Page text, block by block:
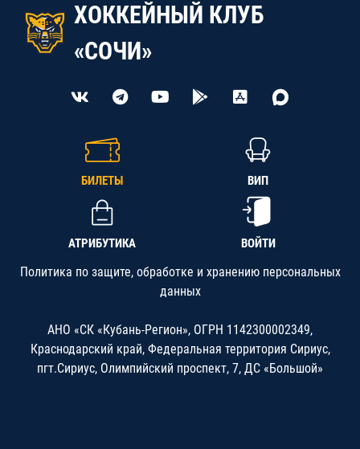
ХОККЕЙНЫЙ КЛУБ
«СОЧИ»
БИЛЕТЫ ВИП
АТРИБУТИКА ВОЙТИ
Политика по защите, обработке и хранению персональных
данных
АНО «СК «Кубань-Регион», ОГРН 1142300002349,
Краснодарский край, Федеральная территория Сириус,
пгт.Сириус, Олимпийский проспект, 7, ДС «Большой»